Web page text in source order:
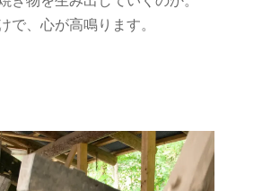
で、心が高鳴ります。